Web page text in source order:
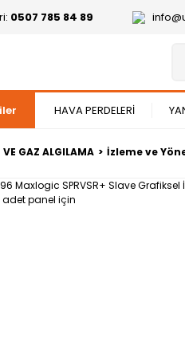
0507 785 84 89
HAVA PERDELERİ
GAZ ALGILAMA İzleme ve